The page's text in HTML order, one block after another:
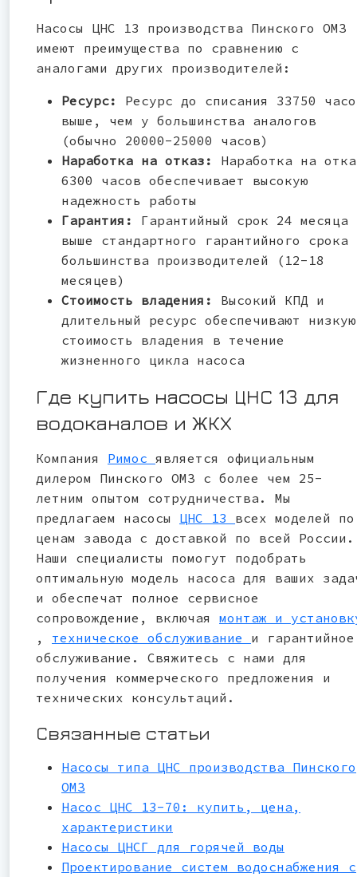
Насосы ЦНС 13 производства Пинского ОМЗ
имеют преимущества по сравнению с
аналогами других производителей:
Ресурс: Ресурс до списания 33750
выше, чем у большинства аналогов
(обычно 20000-25000 часов)
Наработка на отказ: Наработка на
6300 часов обеспечивает высокую
надежность работы
Гарантия: Гарантийный срок 24 месяца
выше стандартного гарантийного срока
большинства производителей (12-18
месяцев)
Стоимость владения: Высокий КПД и
длительный ресурс обеспечивают низкую
стоимость владения в течение
жизненного цикла насоса
Где купить насосы ЦНС 13 для
водоканалов и ЖКХ
Компания Римос является официальным
дилером Пинского ОМЗ с более чем 25-
летним опытом сотрудничества. Мы
предлагаем насосы ЦНС 13 всех моделей по
ценам завода с доставкой по всей России.
Наши специалисты помогут подобрать
оптимальную модель насоса для ваших
и обеспечат полное сервисное
сопровождение, включая монтаж и
, техническое обслуживание и гарантийное
обслуживание. Свяжитесь с нами для
получения коммерческого предложения и
технических консультаций.
Связанные статьи
Насосы типа ЦНС производства Пинского
ОМЗ
Насос ЦНС 13-70: купить, цена,
характеристики
Насосы ЦНСГ для горячей воды
Проектирование систем водоснабжения с